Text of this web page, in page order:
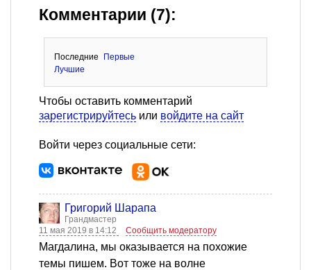
Комментарии (7):
Последние
Первые
Лучшие
Чтобы оставить комментарий
зарегистрируйтесь или войдите на сайт
Войти через социальные сети:
Григорий Шарапа
Грандмастер
11 мая 2019 в 14:12
Сообщить модератору
Магдалина, мы оказывается на похожие
темы пишем. Вот тоже на волне